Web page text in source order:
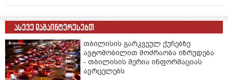
ასევე დაგაინტერესებთ
თბილისის გარკვეულ ქუჩებზე
ავტომობილით მოძრაობა იზრუდება
- თბილისის მერია ინფორმაციას
ავრცელებს